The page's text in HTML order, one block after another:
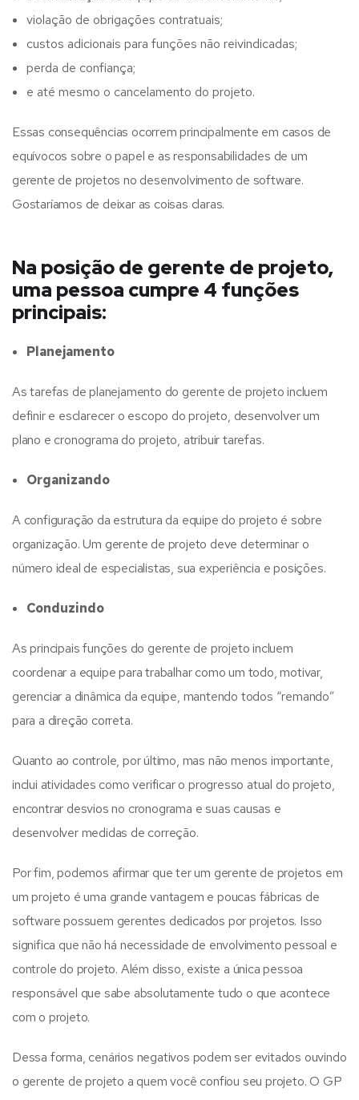
violação de obrigações contratuais;
custos adicionais para funções não reivindicadas;
perda de confiança;
e até mesmo o cancelamento do projeto.
Essas consequências ocorrem principalmente em casos de
equívocos sobre o papel e as responsabilidades de um
gerente de projetos no desenvolvimento de software.
Gostaríamos de deixar as coisas claras.
Na posição de gerente de projeto,
uma pessoa cumpre 4 funções
principais:
Planejamento
As tarefas de planejamento do gerente de projeto incluem
definir e esclarecer o escopo do projeto, desenvolver um
plano e cronograma do projeto, atribuir tarefas.
Organizando
A configuração da estrutura da equipe do projeto é sobre
organização. Um gerente de projeto deve determinar o
número ideal de especialistas, sua experiência e posições.
Conduzindo
As principais funções do gerente de projeto incluem
coordenar a equipe para trabalhar como um todo, motivar,
gerenciar a dinâmica da equipe, mantendo todos “remando”
para a direção correta.
Quanto ao controle, por último, mas não menos importante,
inclui atividades como verificar o progresso atual do projeto,
encontrar desvios no cronograma e suas causas e
desenvolver medidas de correção.
Por fim, podemos afirmar que ter um gerente de projetos em
um projeto é uma grande vantagem e poucas fábricas de
software possuem gerentes dedicados por projetos. Isso
significa que não há necessidade de envolvimento pessoal e
controle do projeto. Além disso, existe a única pessoa
responsável que sabe absolutamente tudo o que acontece
com o projeto.
Dessa forma, cenários negativos podem ser evitados ouvindo
o gerente de projeto a quem você confiou seu projeto. O GP